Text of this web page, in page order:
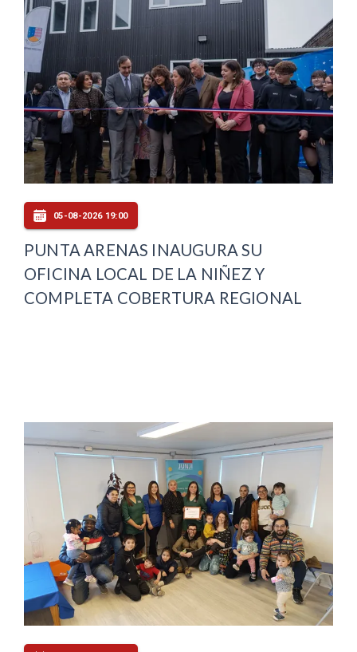
05-08-2026 19:00
PUNTA ARENAS INAUGURA SU
OFICINA LOCAL DE LA NIÑEZ Y
COMPLETA COBERTURA REGIONAL